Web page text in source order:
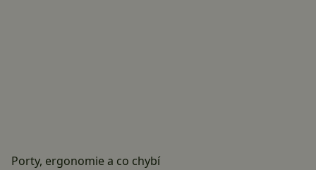
Porty, ergonomie a co chybí